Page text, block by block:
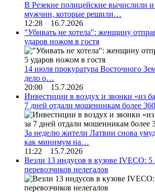
В Резекне полицейские вычислили и
мужчин, которые решили…
12:28 16.7.2026
"Убивать не хотела": женщину
ударов ножом в гостя
14 июля прокуратура Восточного
дело о…
20:00 15.7.2026
Инвестиции в воздух и звонки «из
7 дней отдали мошенникам более
За неделю жители Латвии снова
как минимум на…
11:22 15.7.2026
Везли 13 индусов в кузове IVECO:
перевозчиков нелегалов